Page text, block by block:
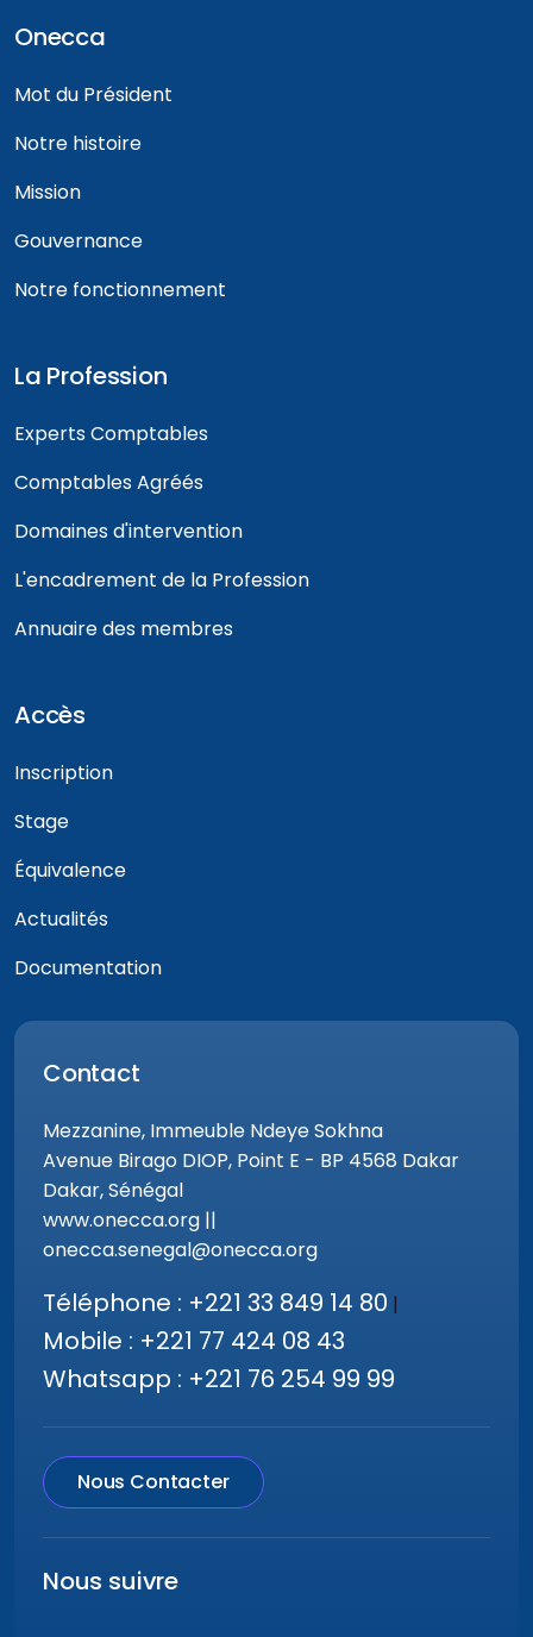
Onecca
Mot du Président
Notre histoire
Mission
Gouvernance
Notre fonctionnement
La Profession
Experts Comptables
Comptables Agréés
Domaines d'intervention
L'encadrement de la Profession
Annuaire des membres
Accès
Inscription
Stage
Équivalence
Actualités
Documentation
Contact
Mezzanine, Immeuble Ndeye Sokhna
Avenue Birago DIOP, Point E - BP 4568 Dakar
Dakar, Sénégal
www.onecca.org ||
onecca.senegal@onecca.org
Téléphone : +221 33 849 14 80 |
Mobile : +221 77 424 08 43
Whatsapp : +221 76 254 99 99
Nous Contacter
Nous suivre